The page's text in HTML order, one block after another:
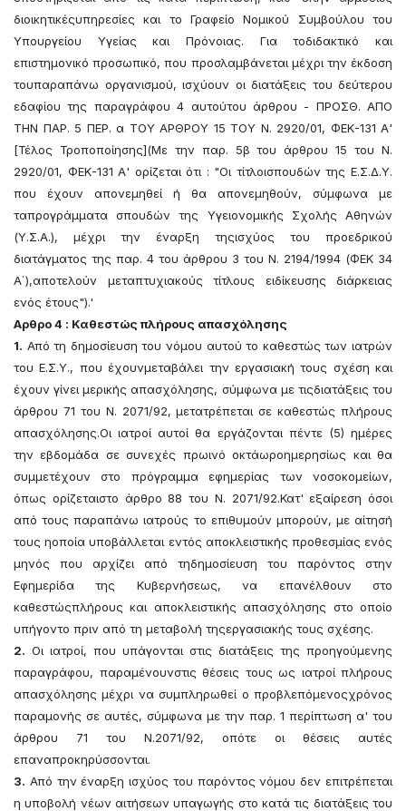
διοικητικέςυπηρεσίες και το Γραφείο Νομικού Συμβούλου του
Υπουργείου Υγείας και Πρόνοιας. Για τοδιδακτικό και
επιστημονικό προσωπικό, που προσλαμβάνεται μέχρι την έκδοση
τουπαραπάνω οργανισμού, ισχύουν οι διατάξεις του δεύτερου
εδαφίου της παραγράφου 4 αυτούτου άρθρου - ΠΡΟΣΘ. ΑΠΟ
ΤΗΝ ΠΑΡ. 5 ΠΕΡ. α ΤΟΥ ΑΡΘΡΟΥ 15 ΤΟΥ Ν. 2920/01, ΦΕΚ-131 Α'
[Τέλος Τροποποίησης](Με την παρ. 5β του άρθρου 15 του Ν.
2920/01, ΦΕΚ-131 Α' ορίζεται ότι : "Οι τίτλοισπουδών της Ε.Σ.Δ.Υ.
που έχουν απονεμηθεί ή θα απονεμηθούν, σύμφωνα με
ταπρογράμματα σπουδών της Υγειονομικής Σχολής Αθηνών
(Υ.Σ.Α.), μέχρι την έναρξη τηςισχύος του προεδρικού
διατάγματος της παρ. 4 του άρθρου 3 του Ν. 2194/1994 (ΦΕΚ 34
Α΄),αποτελούν μεταπτυχιακούς τίτλους ειδίκευσης διάρκειας
ενός έτους").'
Αρθρο 4 : Καθεστώς πλήρους απασχόλησης
1. Από τη δημοσίευση του νόμου αυτού το καθεστώς των ιατρών
του Ε.Σ.Υ., που έχουνμεταβάλει την εργασιακή τους σχέση και
έχουν γίνει μερικής απασχόλησης, σύμφωνα με τιςδιατάξεις του
άρθρου 71 του Ν. 2071/92, μετατρέπεται σε καθεστώς πλήρους
απασχόλησης.Οι ιατροί αυτοί θα εργάζονται πέντε (5) ημέρες
την εβδομάδα σε συνεχές πρωινό οκτάωροημερησίως και θα
συμμετέχουν στο πρόγραμμα εφημερίας των νοσοκομείων,
όπως ορίζεταιστο άρθρο 88 του Ν. 2071/92.Κατ' εξαίρεση όσοι
από τους παραπάνω ιατρούς το επιθυμούν μπορούν, με αίτησή
τους ηοποία υποβάλλεται εντός αποκλειστικής προθεσμίας ενός
μηνός που αρχίζει από τηδημοσίευση του παρόντος στην
Εφημερίδα της Κυβερνήσεως, να επανέλθουν στο
καθεστώςπλήρους και αποκλειστικής απασχόλησης στο οποίο
υπήγοντο πριν από τη μεταβολή τηςεργασιακής τους σχέσης.
2. Οι ιατροί, που υπάγονται στις διατάξεις της προηγούμενης
παραγράφου, παραμένουνστις θέσεις τους ως ιατροί πλήρους
απασχόλησης μέχρι να συμπληρωθεί ο προβλεπόμενοςχρόνος
παραμονής σε αυτές, σύμφωνα με την παρ. 1 περίπτωση α' του
άρθρου 71 του Ν.2071/92, οπότε οι θέσεις αυτές
επαναπροκηρύσσονται.
3. Από την έναρξη ισχύος του παρόντος νόμου δεν επιτρέπεται
η υποβολή νέων αιτήσεων υπαγωγής στο κατά τις διατάξεις του